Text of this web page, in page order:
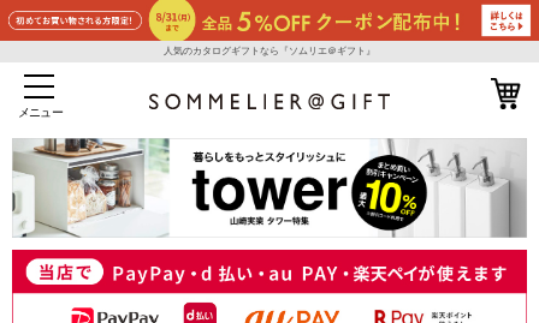
人気のカタログギフトなら『ソムリエ＠ギフト』
メニュー